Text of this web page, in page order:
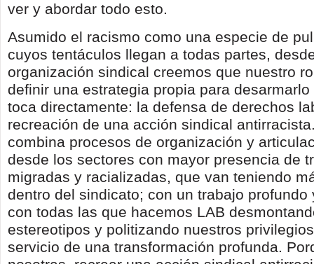
ver y abordar todo esto.
Asumido el racismo como una especie de
cuyos tentáculos llegan a todas partes,
organización sindical creemos que nuestro
definir una estrategia propia para
toca directamente: la defensa de derechos
recreación de una acción sindical
combina procesos de organización y
desde los sectores con mayor presencia de
migradas y racializadas, que van teniendo
dentro del sindicato; con un trabajo profundo
con todas las que hacemos LAB
estereotipos y politizando nuestros
servicio de una transformación profunda.